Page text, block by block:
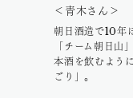
＜青木さん＞
朝日酒造で10年
「チーム朝日山
本酒を飲むよう
ごり」。